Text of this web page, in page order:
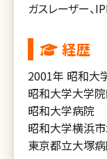
ガスレーザー、
経歴
2001年 昭和大
昭和大学大学院
昭和大学病院
昭和大学横浜
東京都立大塚